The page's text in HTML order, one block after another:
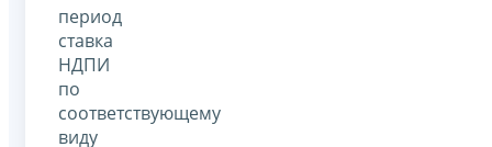
период
ставка
НДПИ
по
соответствующему
виду